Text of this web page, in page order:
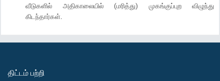
வீடுகளில் அதிகாலையில் (மரித்து) முகங்குப்புற விழுந்து
கிடந்தார்கள்.
திட்டம் பற்றி